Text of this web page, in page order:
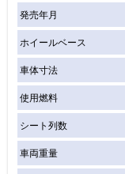
発売年月
ホイールベース
車体寸法
使用燃料
シート列数
車両重量